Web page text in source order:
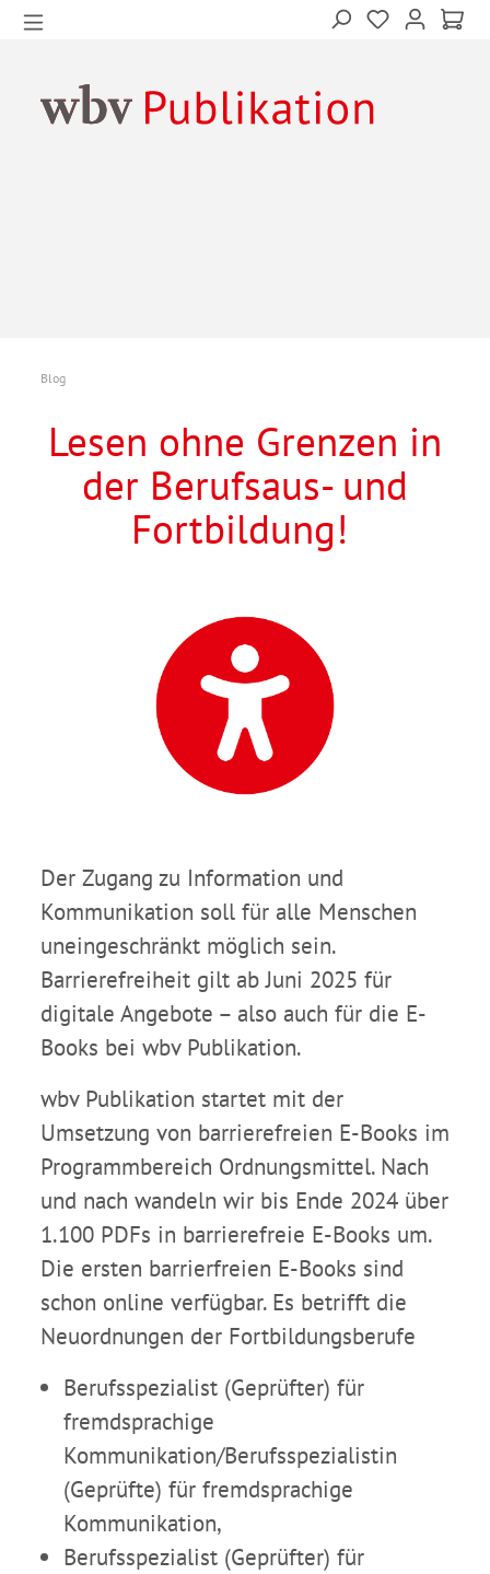
Blog
Lesen ohne Grenzen in
der Berufsaus- und
Fortbildung!
Der Zugang zu Information und
Kommunikation soll für alle Menschen
uneingeschränkt möglich sein.
Barrierefreiheit gilt ab Juni 2025 für
digitale Angebote – also auch für die E-
Books bei wbv Publikation.
wbv Publikation startet mit der
Umsetzung von barrierefreien E-Books im
Programmbereich Ordnungsmittel. Nach
und nach wandeln wir bis Ende 2024 über
1.100 PDFs in barrierefreie E-Books um.
Die ersten barrierfreien E-Books sind
schon online verfügbar. Es betrifft die
Neuordnungen der Fortbildungsberufe
Berufsspezialist (Geprüfter) für
fremdsprachige
Kommunikation/Berufsspezialistin
(Geprüfte) für fremdsprachige
Kommunikation,
Berufsspezialist (Geprüfter) für